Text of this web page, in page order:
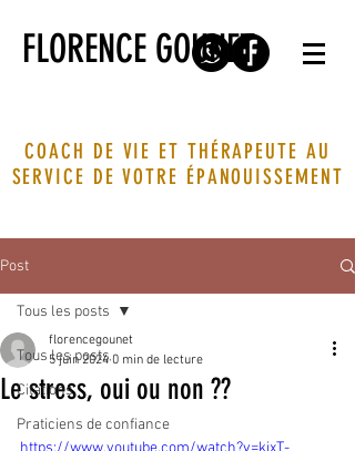
FLORENCE GOUNET
COACH DE VIE ET THÉRAPEUTE AU
SERVICE DE VOTRE ÉPANOUISSEMENT
Post
Tous les posts
Citations
Praticiens de confiance
Tous les posts
Le stress, oui ou non ??
florencegounet
5 juin 2024 0 min de lecture